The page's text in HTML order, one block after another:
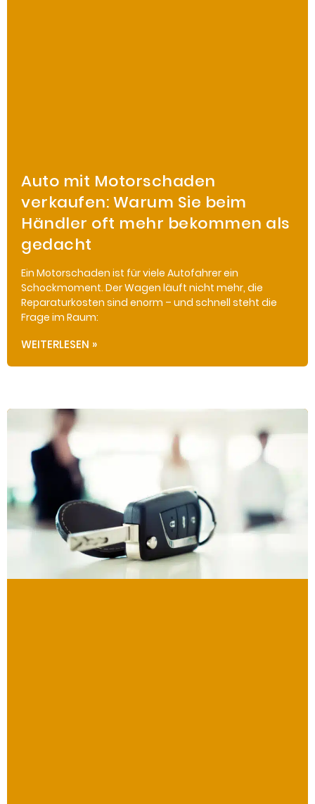
Auto mit Motorschaden
verkaufen: Warum Sie beim
Händler oft mehr bekommen als
gedacht
Ein Motorschaden ist für viele Autofahrer ein
Schockmoment. Der Wagen läuft nicht mehr, die
Reparaturkosten sind enorm – und schnell steht die
Frage im Raum:
WEITERLESEN »